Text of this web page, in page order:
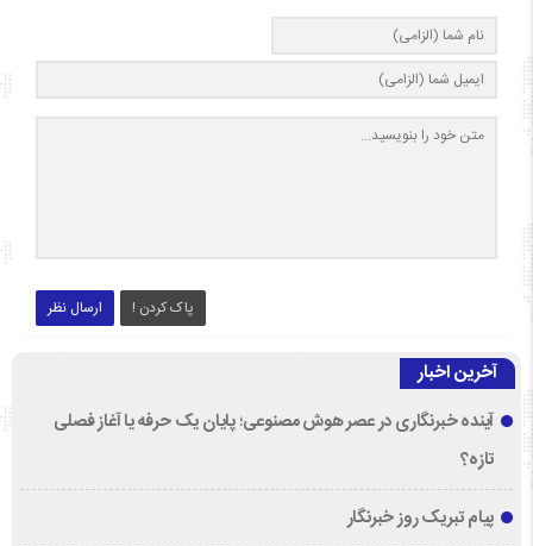
ارسال نظر پاک کردن !
آخرین اخبار
آینده خبرنگاری در عصر هوش مصنوعی؛ پایان یک حرفه یا آغاز فصلی
تازه؟
پیام تبریک روز خبرنگار